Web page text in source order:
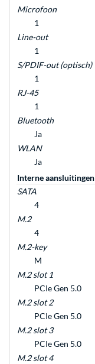
Microfoon
1
Line-out
1
S/PDIF-out (optisch)
1
RJ-45
1
Bluetooth
Ja
WLAN
Ja
Interne aansluitingen
SATA
4
M.2
4
M.2-key
M
M.2 slot 1
PCIe Gen 5.0
M.2 slot 2
PCIe Gen 5.0
M.2 slot 3
PCIe Gen 5.0
M.2 slot 4